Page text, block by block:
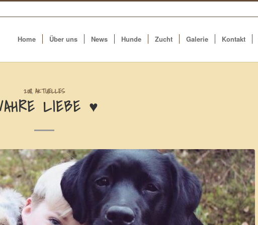
Home Über uns News Hunde Zucht Galerie Kontakt
2018,AKTUELLES
LIEBE ♥